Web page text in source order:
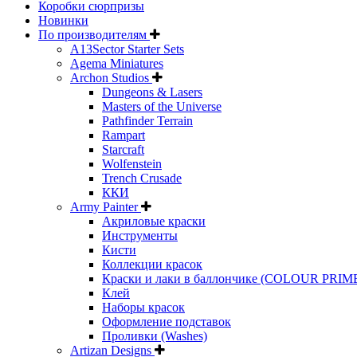
Коробки сюрпризы
Новинки
По производителям
A13Sector Starter Sets
Agema Miniatures
Archon Studios
Dungeons & Lasers
Masters of the Universe
Pathfinder Terrain
Rampart
Starcraft
Wolfenstein
Trench Crusade
ККИ
Army Painter
Акриловые краски
Инструменты
Кисти
Коллекции красок
Краски и лаки в баллончике (COLOUR
Клей
Наборы красок
Оформление подставок
Проливки (Washes)
Artizan Designs